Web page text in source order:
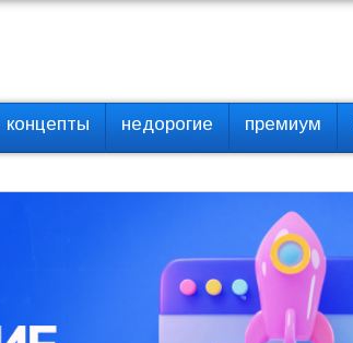
концепты недорогие премиум